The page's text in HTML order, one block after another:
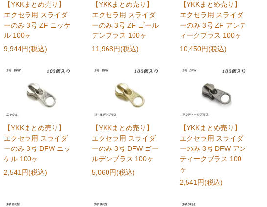
【YKKまとめ売り】
エクセラ用 スライダ
ーのみ 3号 ZF ニッケ
ル 100ヶ
9,944円(税込)
【YKKまとめ売り】
エクセラ用 スライダ
ーのみ 3号 ZF ゴール
デンブラス 100ヶ
11,968円(税込)
【YKKまとめ売り】
エクセラ用 スライダ
ーのみ 3号 ZF アンテ
ィークブラス 100ヶ
10,450円(税込)
【YKKまとめ売り】
エクセラ用 スライダ
ーのみ 3号 DFW ニッ
ケル 100ヶ
2,541円(税込)
【YKKまとめ売り】
エクセラ用 スライダ
ーのみ 3号 DFW ゴー
ルデンブラス 100ヶ
5,060円(税込)
【YKKまとめ売り】
エクセラ用 スライダ
ーのみ 3号 DFW アン
ティークブラス 100
ヶ
2,541円(税込)